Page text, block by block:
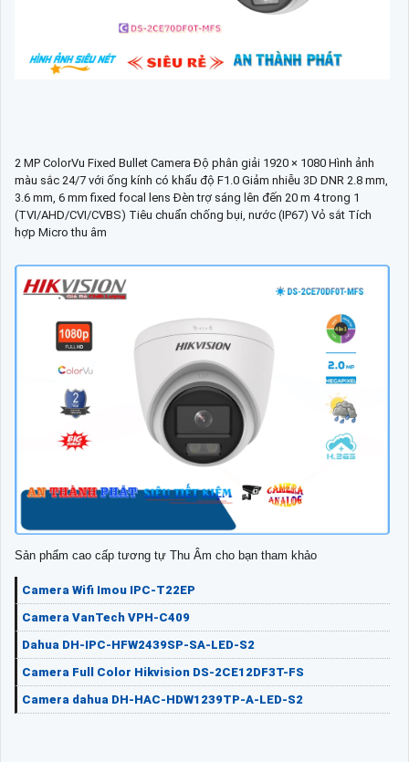
2 MP ColorVu Fixed Bullet Camera Độ phân giải 1920 × 1080 Hình ảnh
màu sắc 24/7 với ống kính có khẩu độ F1.0 Giảm nhiễu 3D DNR 2.8 mm,
3.6 mm, 6 mm fixed focal lens Đèn trợ sáng lên đến 20 m 4 trong 1
(TVI/AHD/CVI/CVBS) Tiêu chuẩn chống bụi, nước (IP67) Vỏ sắt Tích
hợp Micro thu âm
Sản phẩm cao cấp tương tự Thu Âm cho bạn tham khảo
Camera Wifi Imou IPC-T22EP
Camera VanTech VPH-C409
Dahua DH-IPC-HFW2439SP-SA-LED-S2
Camera Full Color Hikvision DS-2CE12DF3T-FS
Camera dahua DH-HAC-HDW1239TP-A-LED-S2